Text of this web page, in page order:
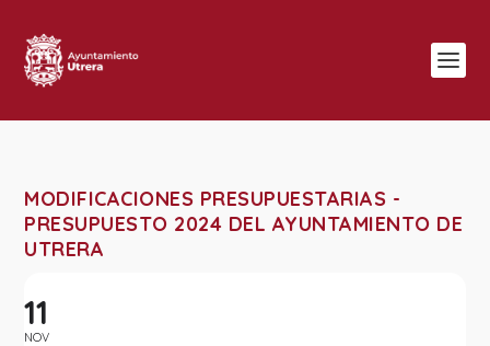
MODIFICACIONES PRESUPUESTARIAS -
PRESUPUESTO 2024 DEL AYUNTAMIENTO DE
UTRERA
11
NOV